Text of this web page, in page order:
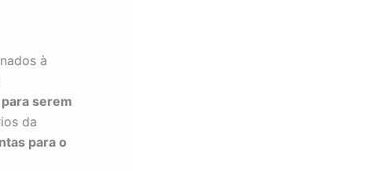
à
serem
da
para o